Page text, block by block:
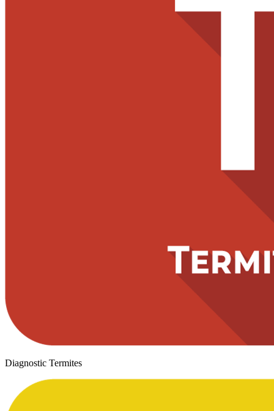
Diagnostic Termites